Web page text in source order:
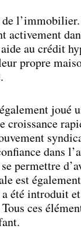
activement
au crédit
propre
joué
croissance
dans
permettre
est
été introduit
ces